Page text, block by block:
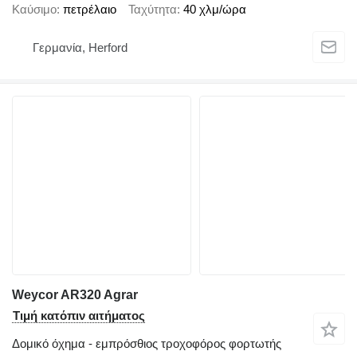
Καύσιμο πετρέλαιο Ταχύτητα 40 χλμ/ώρα
Γερμανία, Herford
Weycor AR320 Agrar
Τιμή κατόπιν αιτήματος
Δομικό όχημα - εμπρόσθιος τροχοφόρος φορτωτής